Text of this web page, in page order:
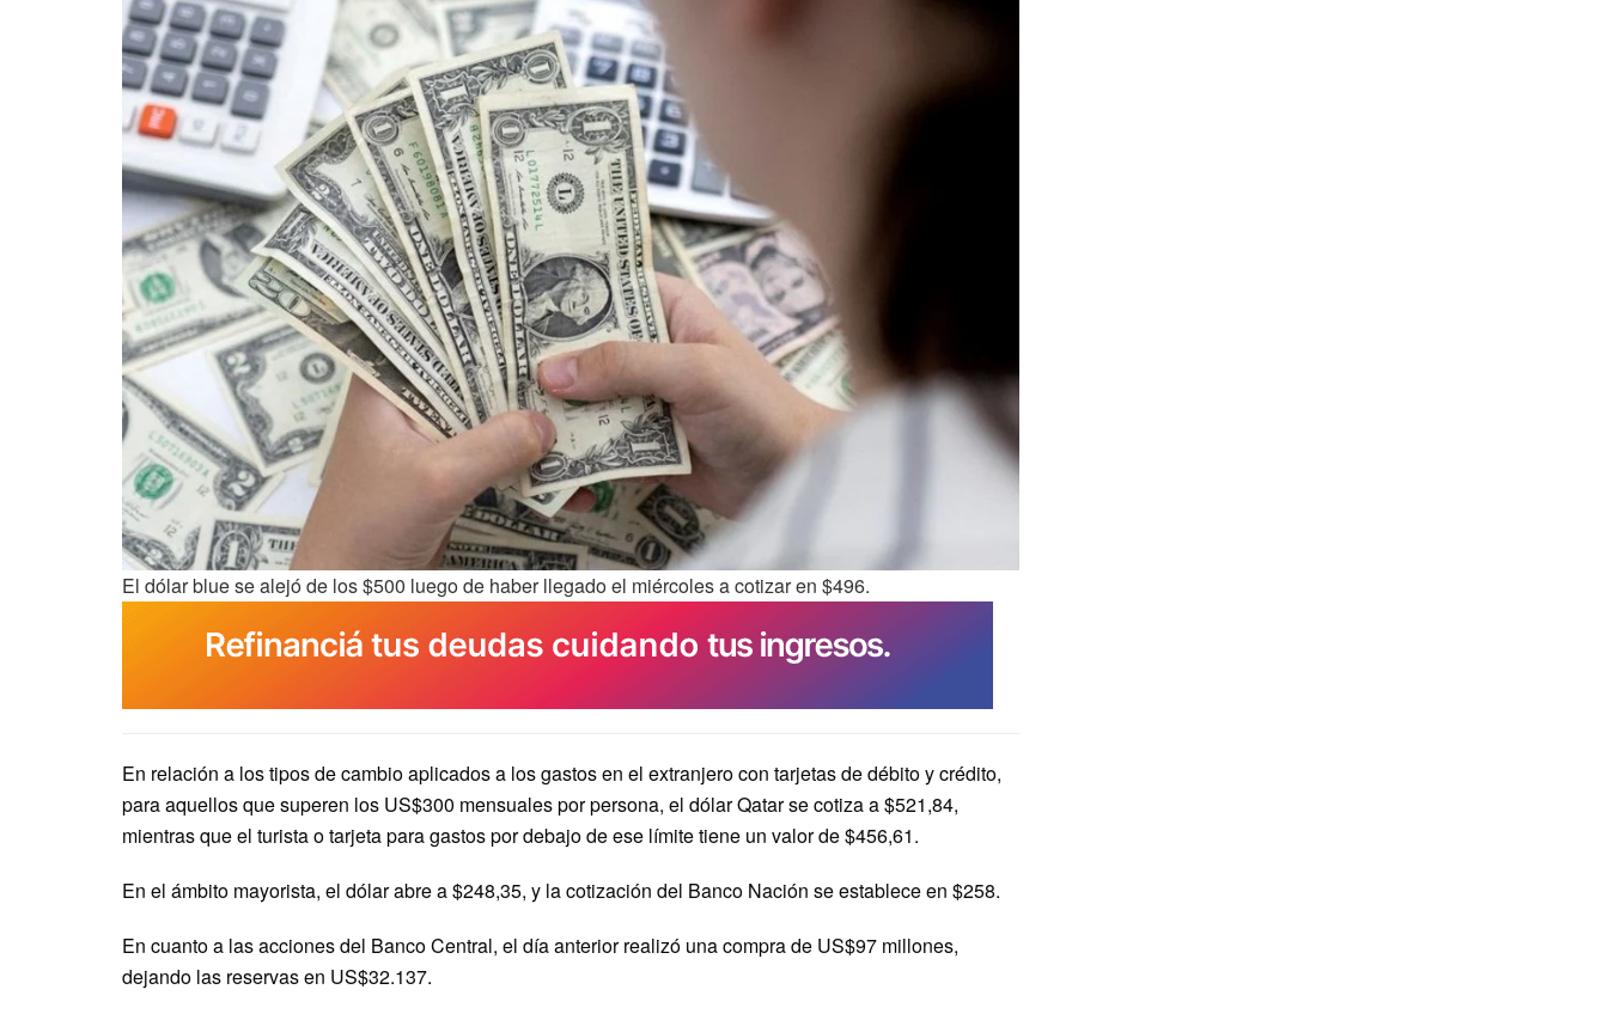
El dólar blue se alejó de los $500 luego de haber llegado el miércoles a cotizar en $496.
En relación a los tipos de cambio aplicados a los gastos en el extranjero con tarjetas de débito y crédito,
para aquellos que superen los US$300 mensuales por persona, el dólar Qatar se cotiza a $521,84,
mientras que el turista o tarjeta para gastos por debajo de ese límite tiene un valor de $456,61.
En el ámbito mayorista, el dólar abre a $248,35, y la cotización del Banco Nación se establece en $258.
En cuanto a las acciones del Banco Central, el día anterior realizó una compra de US$97 millones,
dejando las reservas en US$32.137.